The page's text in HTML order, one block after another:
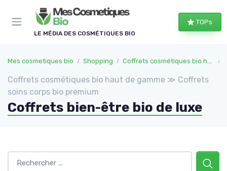
LE MÉDIA DES COSMÉTIQUES BIO
TOPs
Mes cosmetiques bio Shopping Coffrets cosmétiques bio haut de gamme
Coffrets cosmétiques bio haut de gamme ≫ Coffrets
soins corps bio premium
Coffrets bien-être bio de luxe
Panneau de gestion des cookies